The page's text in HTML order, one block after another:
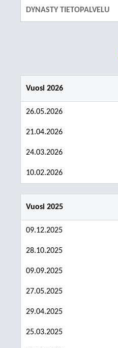
DYNASTY TIETOPALVELU
Vuosi 2026
26.05.2026
21.04.2026
24.03.2026
10.02.2026
Vuosi 2025
09.12.2025
28.10.2025
09.09.2025
27.05.2025
29.04.2025
25.03.2025